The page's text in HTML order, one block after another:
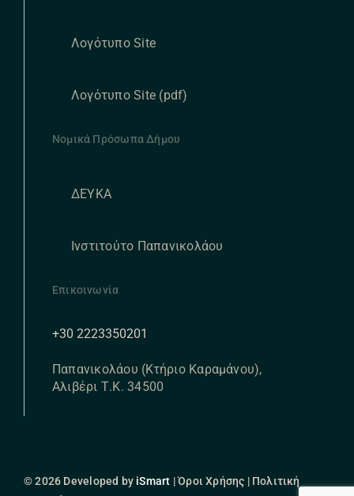
Λογότυπο Site
Λογότυπο Site (pdf)
Νομικά Πρόσωπα Δήμου
ΔΕΥΚΑ
Ινστιτούτο Παπανικολάου
Επικοινωνία
+30 2223350201
Παπανικολάου (Κτήριο Καραμάνου),
Αλιβέρι Τ.Κ. 34500
© 2026 Developed by iSmart | Όροι Χρήσης | Πολιτική